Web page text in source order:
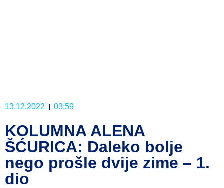
13.12.2022 03:59
KOLUMNA ALENA
ŠĆURICA: Daleko bolje
nego prošle dvije zime – 1.
dio